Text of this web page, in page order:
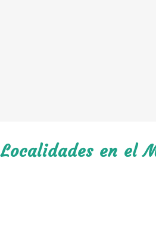
Localidades en el